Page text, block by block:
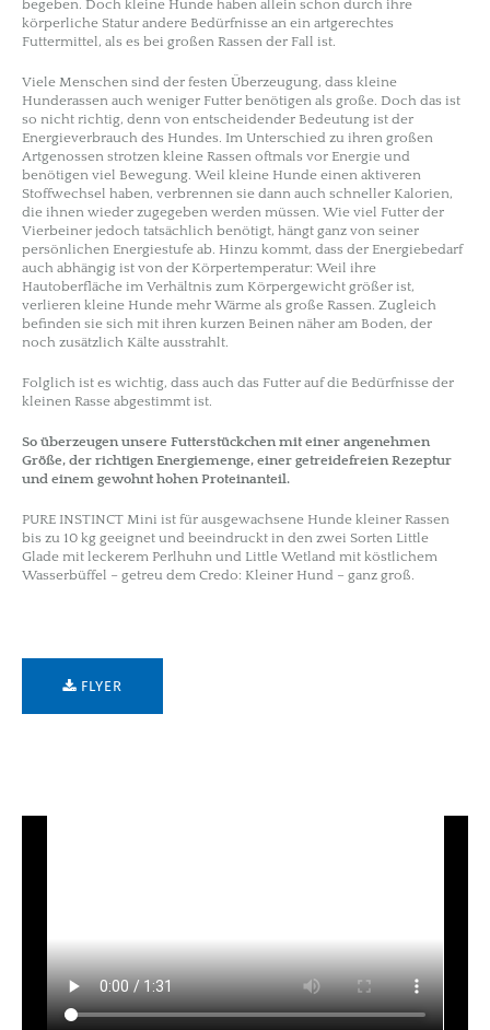
begeben. Doch kleine Hunde haben allein schon durch ihre
körperliche Statur andere Bedürfnisse an ein artgerechtes
Futtermittel, als es bei großen Rassen der Fall ist.
Viele Menschen sind der festen Überzeugung, dass kleine
Hunderassen auch weniger Futter benötigen als große. Doch das ist
so nicht richtig, denn von entscheidender Bedeutung ist der
Energieverbrauch des Hundes. Im Unterschied zu ihren großen
Artgenossen strotzen kleine Rassen oftmals vor Energie und
benötigen viel Bewegung. Weil kleine Hunde einen aktiveren
Stoffwechsel haben, verbrennen sie dann auch schneller Kalorien,
die ihnen wieder zugegeben werden müssen. Wie viel Futter der
Vierbeiner jedoch tatsächlich benötigt, hängt ganz von seiner
persönlichen Energiestufe ab. Hinzu kommt, dass der Energiebedarf
auch abhängig ist von der Körpertemperatur: Weil ihre
Hautoberfläche im Verhältnis zum Körpergewicht größer ist,
verlieren kleine Hunde mehr Wärme als große Rassen. Zugleich
befinden sie sich mit ihren kurzen Beinen näher am Boden, der
noch zusätzlich Kälte ausstrahlt.
Folglich ist es wichtig, dass auch das Futter auf die Bedürfnisse der
kleinen Rasse abgestimmt ist.
So überzeugen unsere Futterstückchen mit einer angenehmen
Größe, der richtigen Energiemenge, einer getreidefreien Rezeptur
und einem gewohnt hohen Proteinanteil.
PURE INSTINCT Mini ist für ausgewachsene Hunde kleiner Rassen
bis zu 10 kg geeignet und beeindruckt in den zwei Sorten Little
Glade mit leckerem Perlhuhn und Little Wetland mit köstlichem
Wasserbüffel – getreu dem Credo: Kleiner Hund – ganz groß.
FLYER